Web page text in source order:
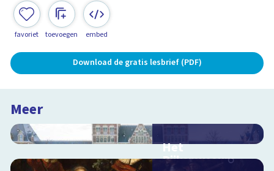
favoriet toevoegen embed
Download de gratis lesbrief (PDF)
Meer
Het
Rijksmuseum